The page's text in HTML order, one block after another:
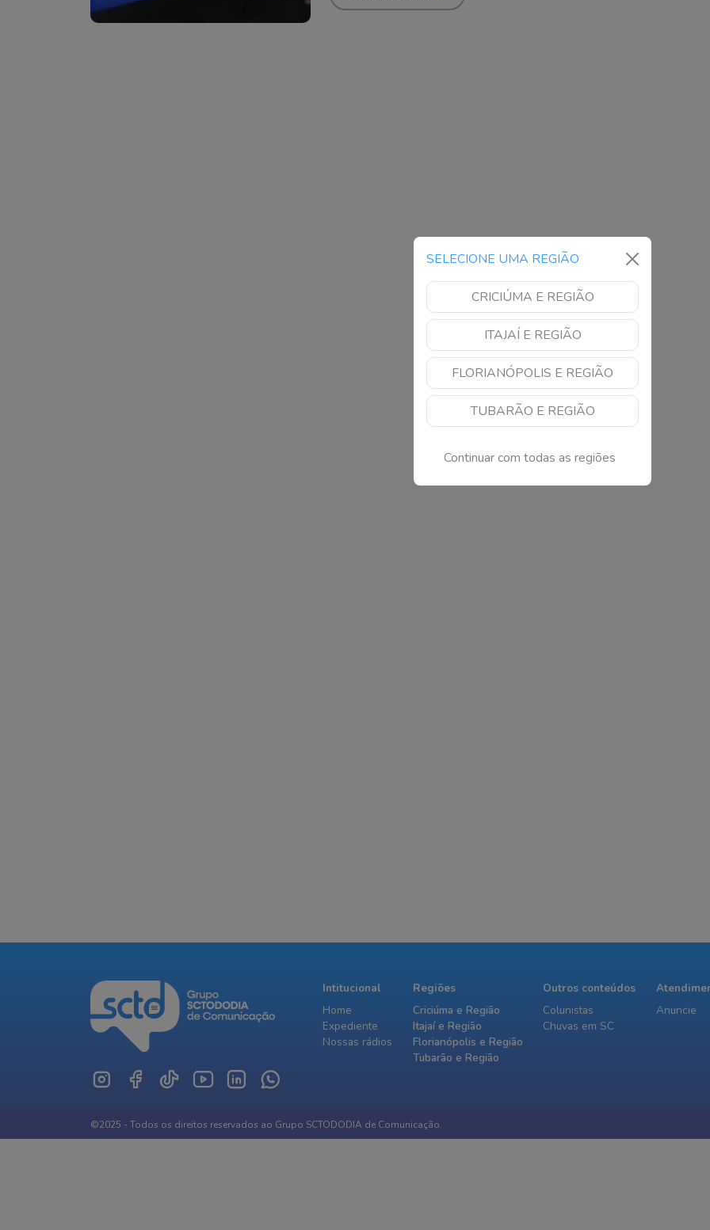
SELECIONE UMA REGIÃO
CRICIÚMA E REGIÃO
ITAJAÍ E REGIÃO
FLORIANÓPOLIS E REGIÃO
TUBARÃO E REGIÃO
Continuar com todas as regiões
Intitucional
Home
Expediente
Nossas rádios
Regiões
Criciúma e Região
Itajaí e Região
Florianópolis e Região
Tubarão e Região
Outros conteúdos
Colunistas
Chuvas em SC
Anuncie
©2025 - Todos os direitos reservados ao Grupo SCTODODIA de Comunicação.